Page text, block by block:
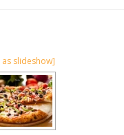
as slideshow]